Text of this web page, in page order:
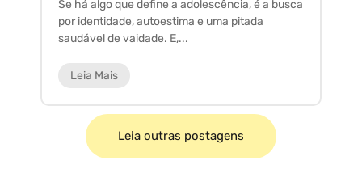
Se há algo que define a adolescência, é a busca
por identidade, autoestima e uma pitada
saudável de vaidade. E,...
Leia Mais
Leia outras postagens